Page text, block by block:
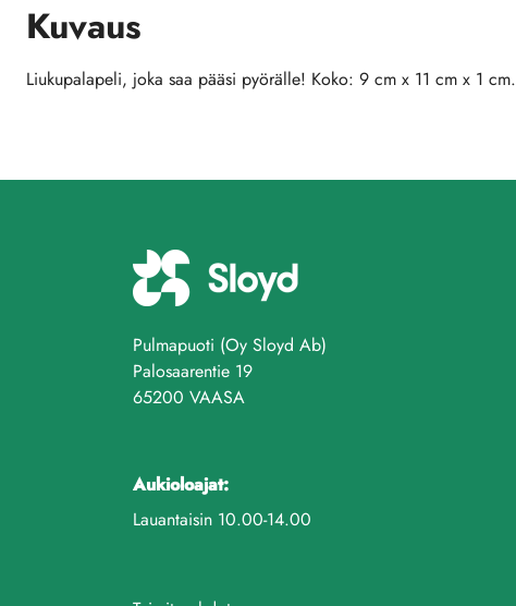
Kuvaus
Liukupalapeli, joka saa pääsi pyörälle! Koko: 9 cm x 11 cm x 1 cm.
Pulmapuoti (Oy Sloyd Ab)
Palosaarentie 19
65200 VAASA
Aukioloajat:
Lauantaisin 10.00-14.00